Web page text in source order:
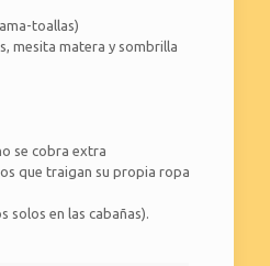
toallas)
mesita matera y sombrilla
se cobra extra
que traigan su propia ropa
solos en las cabañas).